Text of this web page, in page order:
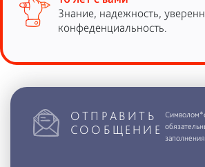
Знание, надежность,
конфеденциальность.
ОТПРАВИТЬ
СООБЩЕНИЕ